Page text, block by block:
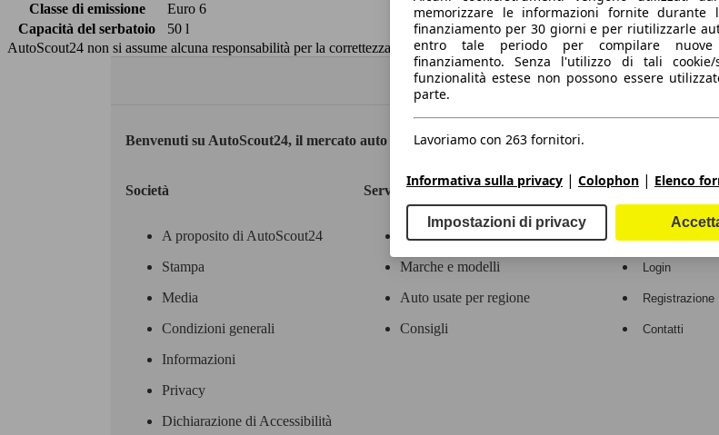
Classe di emissione
Euro 6
Capacità del serbatoio
50 l
AutoScout24 non si assume alcuna responsabilità per la correttezza dei dati.
Benvenuti su AutoScout24, il mercato auto europeo.
Società
A proposito di AutoScout24
Stampa
Media
Condizioni generali
Informazioni
Privacy
Dichiarazione di Accessibilità
Servizi
Contatti
Marche e modelli
Auto usate per regione
Consigli
Area rivenditori
Login
Registrazione
Contatti
memorizzare le informazioni fornite durante
finanziamento per 30 giorni e per riutilizzarle
entro tale periodo per compilare
finanziamento. Senza l'utilizzo di tali
funzionalità estese non possono essere
parte.
Lavoriamo con 263 fornitori.
Informativa sulla privacy | Colophon | Elenco
Impostazioni di privacy